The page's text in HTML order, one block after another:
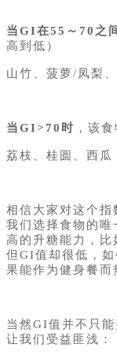
当GI在55～70之
高到低）
山竹、菠萝/凤梨
当GI>70时 ，该
荔枝、桂圆、西瓜
相信大家对这个指
我们选择食物的唯
高的升糖能力，比
但GI值却很低，
果能作为健身餐而
当然GI值并不只
让我们受益匪浅：